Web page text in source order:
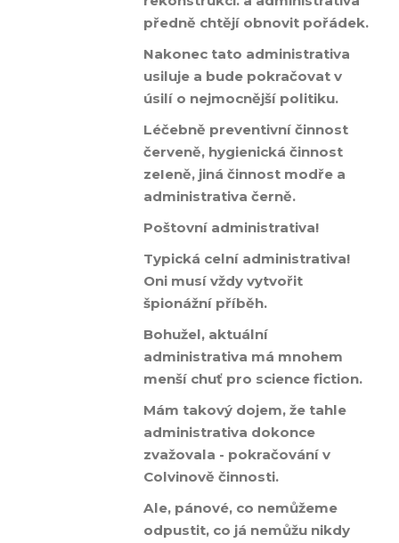
předně chtějí obnovit pořádek.
Nakonec tato administrativa
usiluje a bude pokračovat v
úsilí o nejmocnější politiku.
Léčebně preventivní činnost
červeně, hygienická činnost
zeIeně, jiná činnost modře a
administrativa černě.
Poštovní administrativa!
Typická celní administrativa!
Oni musí vždy vytvořit
špionážní příběh.
Bohužel, aktuální
administrativa má mnohem
menší chuť pro science fiction.
Mám takový dojem, že tahle
administrativa dokonce
zvažovala - pokračování v
Colvinově činnosti.
Ale, pánové, co nemůžeme
odpustit, co já nemůžu nikdy